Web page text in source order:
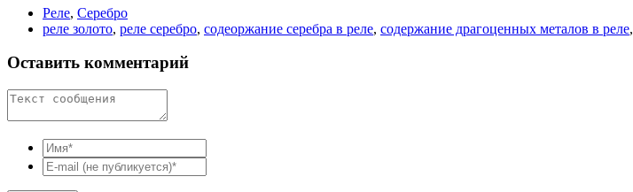
Реле, Серебро
реле золото, реле серебро, содеоржание серебра в реле, содержание драгоценных металов в реле,
Оставить комментарий